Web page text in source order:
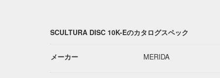
SCULTURA DISC 10K-Eのカタログスペック
メーカー MERIDA